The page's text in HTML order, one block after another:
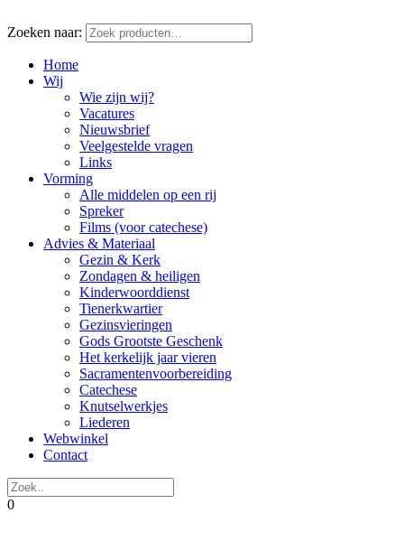
Zoeken naar:
Home
Wij
Wie zijn wij?
Vacatures
Nieuwsbrief
Veelgestelde vragen
Links
Vorming
Alle middelen op een rij
Spreker
Films (voor catechese)
Advies & Materiaal
Gezin & Kerk
Zondagen & heiligen
Kinderwoorddienst
Tienerkwartier
Gezinsvieringen
Gods Grootste Geschenk
Het kerkelijk jaar vieren
Sacramentenvoorbereiding
Catechese
Knutselwerkjes
Liederen
Webwinkel
Contact
0